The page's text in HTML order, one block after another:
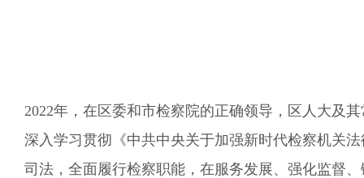
2022年， 在区委和市检察院的正确领导，区人大及
深入学习贯彻 《中共中央关于加强新时代检察机关
司法， 全面履行检察职能，在服务发展、强化监督